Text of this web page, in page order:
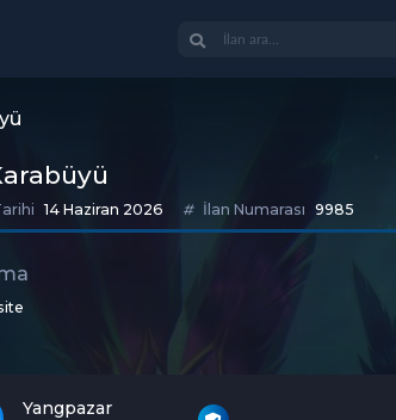
14 Haziran 2026 İlan Numarası 9985
Yangpazar